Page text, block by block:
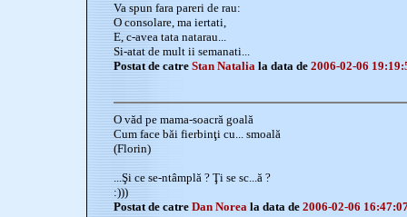
Va spun fara pareri de rau:
O consolare, ma iertati,
E, c-avea tata natarau...
Si-atat de mult ii semanati...
Postat de catre Stan Natalia la data de 2006-02-06
O văd pe mama-soacră goală
Cum face băi fierbinţi cu... smoală
(Florin)
...Şi ce se-ntâmplă ? Ţi se sc...ă ?
:)))
Postat de catre Dan Norea la data de 2006-02-06